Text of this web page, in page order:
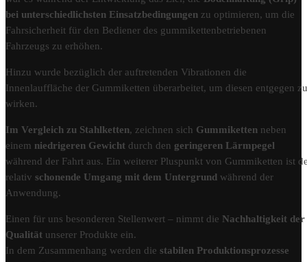
bei unterschiedlichsten Einsatzbedingungen zu optimieren, um die
Fahrsicherheit für den Bediener des gummikettenbetriebenen
Fahrzeugs zu erhöhen.
Hinzu wurde bezüglich der auftretenden Vibrationen die
Innenlauffläche der Gummiketten überarbeitet, um diesen entgegen zu
wirken.
Im Vergleich zu Stahlketten, zeichnen sich Gummiketten neben
einem niedrigeren Gewicht durch den geringeren Lärmpegel
während der Fahrt aus. Ein weiterer Pluspunkt von Gummiketten ist
relativ schonende Umgang mit dem Untergrund während der
Anwendung.
Einen für uns besonderen Stellenwert – nimmt die Nachhaltigkeit der
Qualität unserer Produkte ein.
In dem Zusammenhang werden die stabilen Produktionsprozesse